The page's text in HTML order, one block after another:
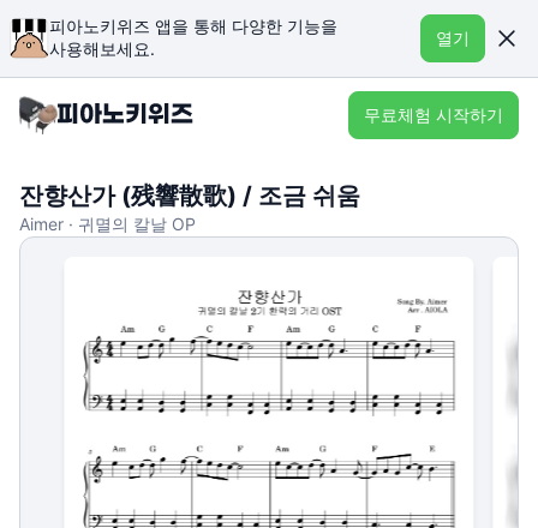
피아노키위즈 앱을 통해 다양한 기능을
사용해보세요.
열기
무료체험 시작하기
잔향산가 (残響散歌) / 조금 쉬움
Aimer · 귀멸의 칼날 OP